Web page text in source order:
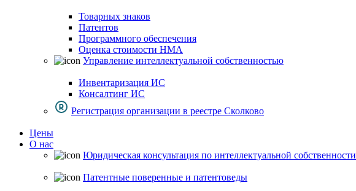
Товарных знаков
Патентов
Программного обеспечения
Оценка стоимости НМА
Управление интеллектуальной собственностью
Инвентаризация ИС
Консалтинг ИС
Регистрация организации в реестре Сколково
Цены
О нас
Юридическая консультация по интеллектуальной собственности
Патентные поверенные и патентоведы